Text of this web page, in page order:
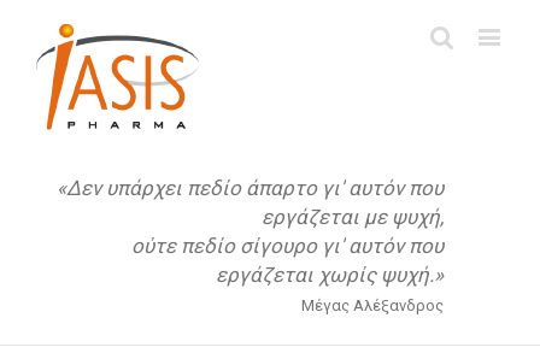
«Δεν υπάρχει πεδίο άπαρτο γι' αυτόν που
εργάζεται με ψυχή,
ούτε πεδίο σίγουρο γι' αυτόν που
εργάζεται χωρίς ψυχή.»
Μέγας Αλέξανδρος